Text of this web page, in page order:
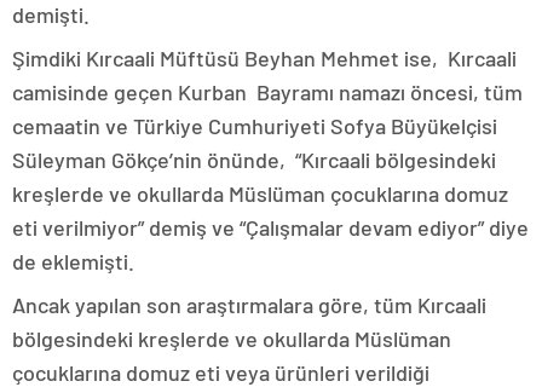
demişti.
Şimdiki Kırcaali Müftüsü Beyhan Mehmet ise, Kırcaali
camisinde geçen Kurban Bayramı namazı öncesi, tüm
cemaatin ve Türkiye Cumhuriyeti Sofya Büyükelçisi
Süleyman Gökçe’nin önünde, “Kırcaali bölgesindeki
kreşlerde ve okullarda Müslüman çocuklarına domuz
eti verilmiyor” demiş ve “Çalışmalar devam ediyor” diye
de eklemişti.
Ancak yapılan son araştırmalara göre, tüm Kırcaali
bölgesindeki kreşlerde ve okullarda Müslüman
çocuklarına domuz eti veya ürünleri verildiği